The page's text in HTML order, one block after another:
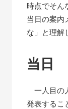
時点でそん
当日の案内
な」と理解
当日
一人目の
発表するこ